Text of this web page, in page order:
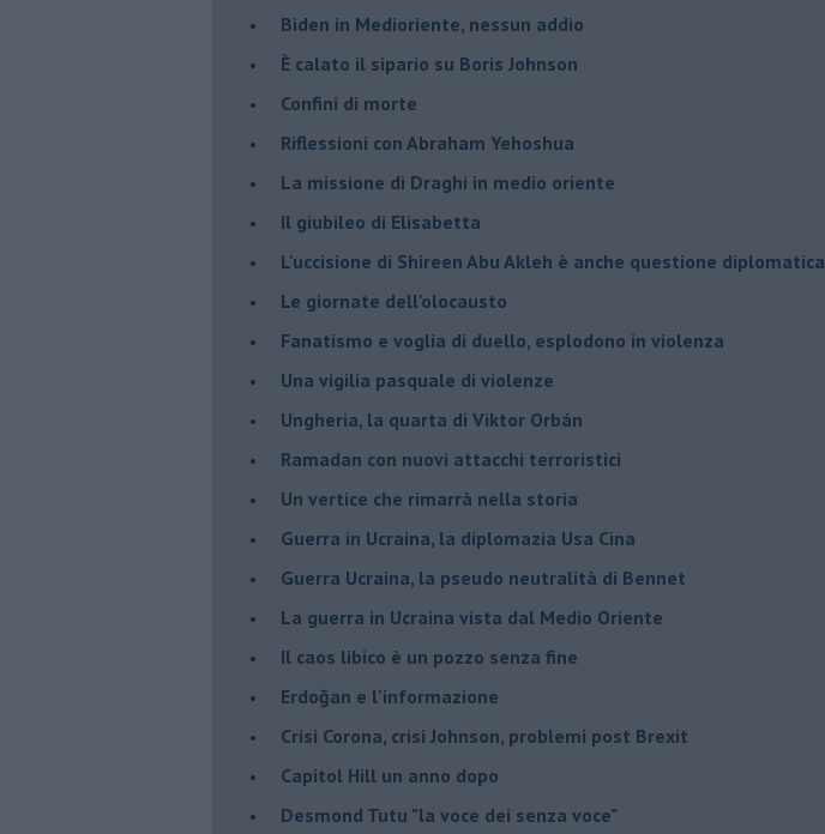
Biden in Medioriente, nessun addio
È calato il sipario su Boris Johnson
Confini di morte
Riflessioni con Abraham Yehoshua
La missione di Draghi in medio oriente
Il giubileo di Elisabetta
L'uccisione di Shireen Abu Akleh è anche questione diplomatica
Le giornate dell'olocausto
Fanatismo e voglia di duello, esplodono in violenza
Una vigilia pasquale di violenze
Ungheria, la quarta di Viktor Orbán
Ramadan con nuovi attacchi terroristici
Un vertice che rimarrà nella storia
Guerra in Ucraina, la diplomazia Usa Cina
Guerra Ucraina, la pseudo neutralità di Bennet
La guerra in Ucraina vista dal Medio Oriente
​Il caos libico è un pozzo senza fine
Erdoğan e l'informazione
Crisi Corona, crisi Johnson, problemi post Brexit
Capitol Hill un anno dopo
Desmond Tutu "la voce dei senza voce"